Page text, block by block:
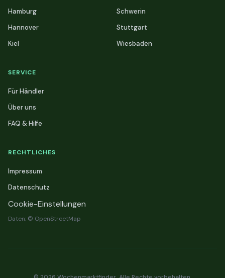
Hamburg
Hannover
Kiel
Schwerin
Stuttgart
Wiesbaden
SERVICE
Für Händler
Über uns
FAQ & Hilfe
RECHTLICHES
Impressum
Datenschutz
Cookie-Einstellungen
Daten: © OpenStreetMap